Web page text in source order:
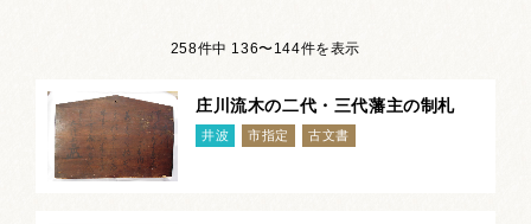
258件中 136〜144件を表示
庄川流木の二代・三代藩主の制札
井波 市指定 古文書